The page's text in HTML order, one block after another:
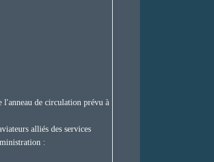
l'anneau de circulation prévu à
alliés des services
: